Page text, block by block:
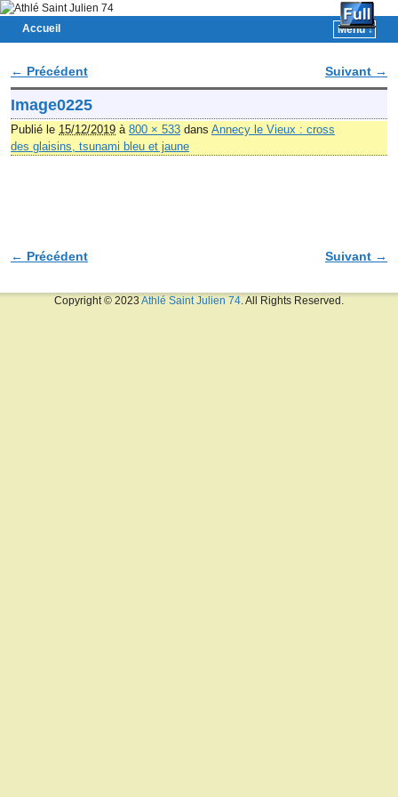
Accueil
Menu ↓
Navigation des images
← Précédent Suivant →
Image0225
Publié le 15/12/2019 à 800 × 533 dans Annecy le Vieux : cross
des glaisins, tsunami bleu et jaune
Navigation des images
← Précédent Suivant →
Copyright © 2023 Athlé Saint Julien 74 . All Rights Reserved.